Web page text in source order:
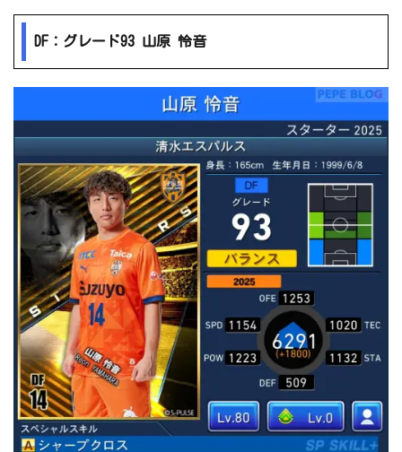
DF：グレード93 山原 怜音